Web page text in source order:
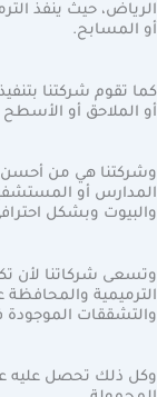
الرياض، حيث ينفذ
أو المسابح.
كما تقوم شركتنا
أو الملاحق أو الأسطح
وشركتنا هي من أحسن
المدارس أو
والبيوت وبشكل
وتسعى شركاتنا لأن
الترميمية والمحافظة
والتشققات الموجودة
وكل ذلك تحصل عليه